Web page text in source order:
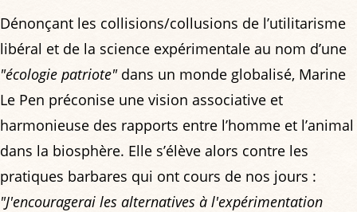
Dénonçant les collisions/collusions de l’utilitarisme
libéral et de la science expérimentale au nom d’une
"écologie patriote"dans un monde globalisé, Marine
Le Pen préconise une vision associative et
harmonieuse des rapports entre l’homme et l’animal
dans la biosphère. Elle s’élève alors contre les
pratiques barbares qui ont cours de nos jours :
"J'encouragerai les alternatives à l'expérimentation